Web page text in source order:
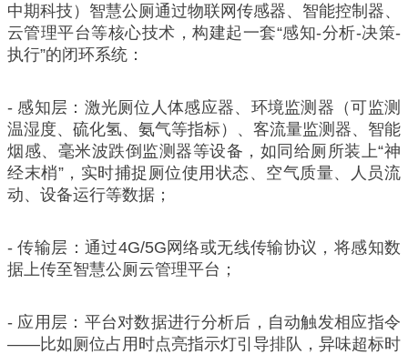
中期科技）智慧公厕通过物联网传感器、智能控制器、
云管理平台等核心技术，构建起一套“感知-分析-决策-
执行”的闭环系统：
- 感知层：激光厕位人体感应器、环境监测器（可监测
温湿度、硫化氢、氨气等指标）、客流量监测器、智能
烟感、毫米波跌倒监测器等设备，如同给厕所装上“神
经末梢”，实时捕捉厕位使用状态、空气质量、人员流
动、设备运行等数据；
- 传输层：通过4G/5G网络或无线传输协议，将感知数
据上传至智慧公厕云管理平台；
- 应用层：平台对数据进行分析后，自动触发相应指令
——比如厕位占用时点亮指示灯引导排队，异味超标时